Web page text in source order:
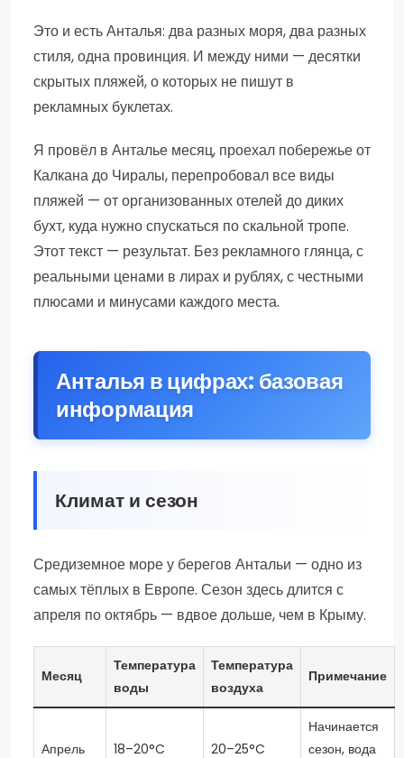
Это и есть Анталья: два разных моря, два разных
стиля, одна провинция. И между ними — десятки
скрытых пляжей, о которых не пишут в
рекламных буклетах.
Я провёл в Анталье месяц, проехал побережье от
Калкана до Чиралы, перепробовал все виды
пляжей — от организованных отелей до диких
бухт, куда нужно спускаться по скальной тропе.
Этот текст — результат. Без рекламного глянца, с
реальными ценами в лирах и рублях, с честными
плюсами и минусами каждого места.
Анталья в цифрах: базовая
информация
Климат и сезон
Средиземное море у берегов Антальи — одно из
самых тёплых в Европе. Сезон здесь длится с
апреля по октябрь — вдвое дольше, чем в Крыму.
Месяц
Температура
воды
Температура
воздуха
Примечание
Апрель 18–20°C 20–25°C
Начинается
сезон, вода